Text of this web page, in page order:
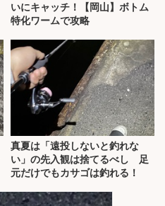
いにキャッチ！【岡山】ボトム
特化ワームで攻略
真夏は「遠投しないと釣れな
い」の先入観は捨てるべし 足
元だけでもカサゴは釣れる！